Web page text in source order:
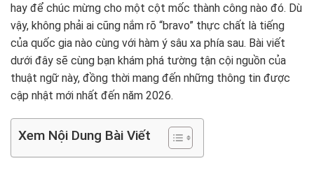
hay để chúc mừng cho một cột mốc thành công nào đó. Dù
vậy, không phải ai cũng nắm rõ “bravo” thực chất là tiếng
của quốc gia nào cùng với hàm ý sâu xa phía sau. Bài viết
dưới đây sẽ cùng bạn khám phá tường tận cội nguồn của
thuật ngữ này, đồng thời mang đến những thông tin được
cập nhật mới nhất đến năm 2026.
Xem Nội Dung Bài Viết